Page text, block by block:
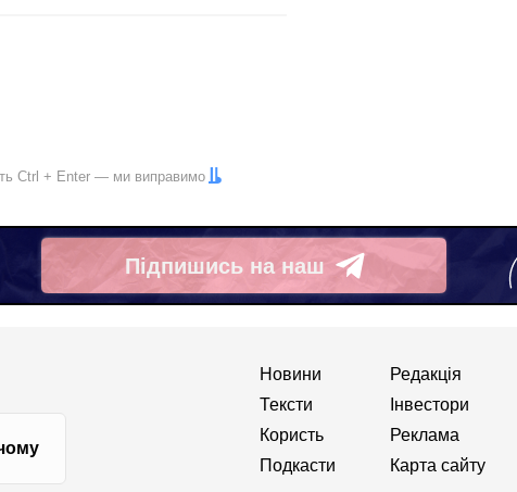
Ctrl + Enter — ми виправимо
Підпишись на наш
Telegram
Новини
Тексти
Користь
Подкасти
Редакція
Інвестори
Реклама
Карта сайту